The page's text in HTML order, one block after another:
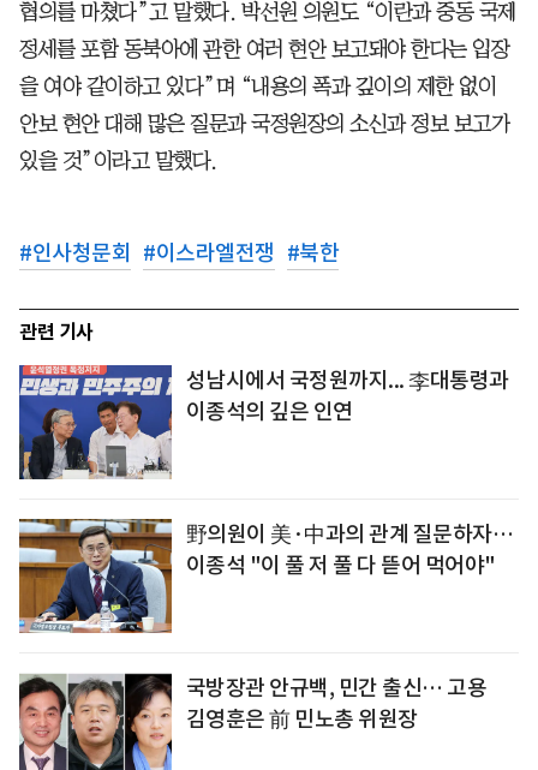
협의를 마쳤다”고 말했다. 박선원 의원도 “이란과 중동 국제
정세를 포함 동북아에 관한 여러 현안 보고돼야 한다는 입장
을 여야 같이하고 있다”며 “내용의 폭과 깊이의 제한 없이
안보 현안 대해 많은 질문과 국정원장의 소신과 정보 보고가
있을 것”이라고 말했다.
#인사청문회 #이스라엘전쟁 #북한
관련 기사
성남시에서 국정원까지... 李대통령과
이종석의 깊은 인연
野의원이 美·中과의 관계 질문하자…
이종석 "이 풀 저 풀 다 뜯어 먹어야"
국방장관 안규백, 민간 출신… 고용
김영훈은 前 민노총 위원장